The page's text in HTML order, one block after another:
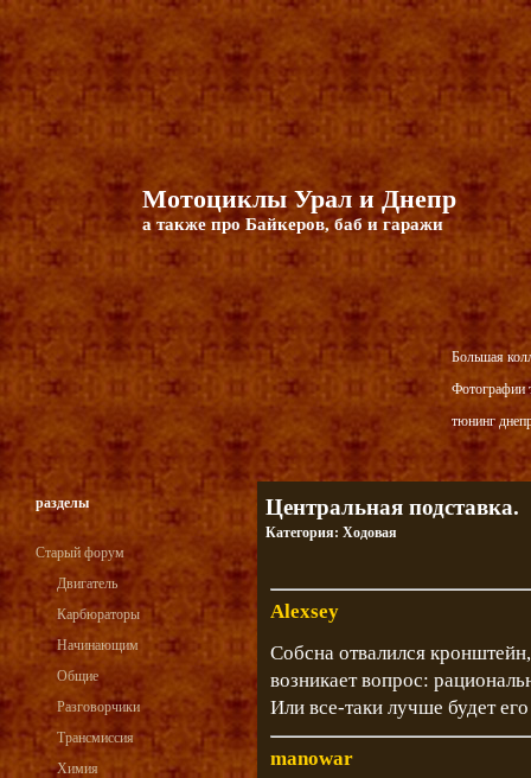
Мотоциклы Урал и Днепр
а также про Байкеров, баб и гаражи
Большая
Фотографии
тюнинг
разделы
Старый форум
Двигатель
Карбюраторы
Начинающим
Общие
Разговорчики
Трансмиссия
Химия
Центральная подставка.
Категория: Ходовая
Alexsey
Собсна отвалился
возникает вопрос:
Или все-таки лучше будет
manowar